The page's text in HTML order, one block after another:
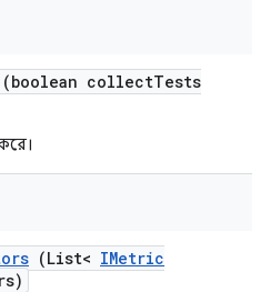
(boolean collectTests
(List< IMetric